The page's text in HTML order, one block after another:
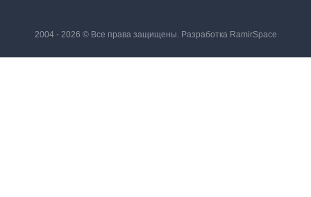
2004 - 2026 © Все права защищены. Разработка RamirSpace